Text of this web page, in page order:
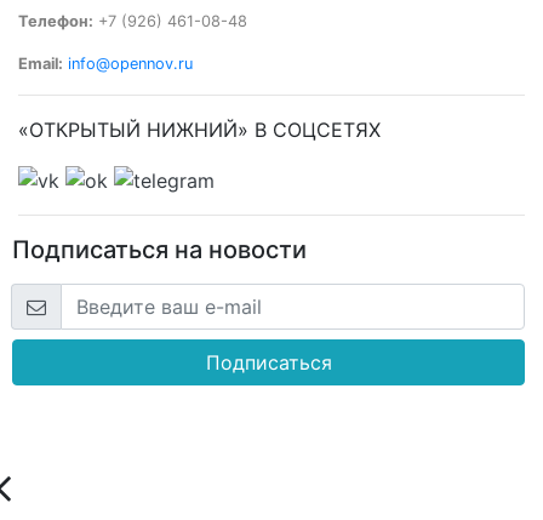
Телефон: +7 (926) 461-08-48
Email: info@opennov.ru
«ОТКРЫТЫЙ НИЖНИЙ» В СОЦСЕТЯХ
Подписаться на новости
Подписаться